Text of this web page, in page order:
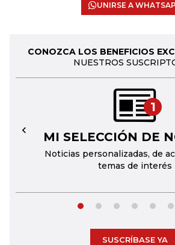
UNIRSE A
CONOZCA LOS BENEFICIOS
NUESTROS
1
MI SELECCIÓN DE
Noticias personalizadas, de
temas de interés
←
SUSCRÍBASE YA